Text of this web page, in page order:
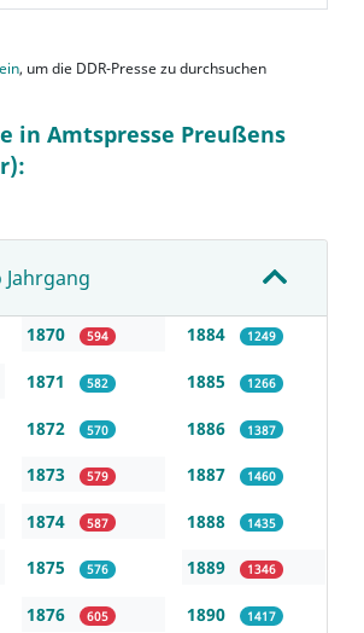
, um die DDR-Presse zu durchsuchen
in Amtspresse Preußens
1870 594
1871 582
1872 570
1873 579
1874 587
1875 576
1876 605
1884 1249
1885 1266
1886 1387
1887 1460
1888 1435
1889 1346
1890 1417